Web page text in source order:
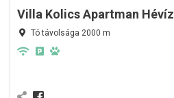
Villa Kolics Apartman Hévíz
Tó távolsága 2000 m